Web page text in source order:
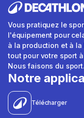
Vous pratiquez le
l'équipement pour
à la production et à
tout pour votre sport à
Nous faisons du sport.
Notre
Télécharger